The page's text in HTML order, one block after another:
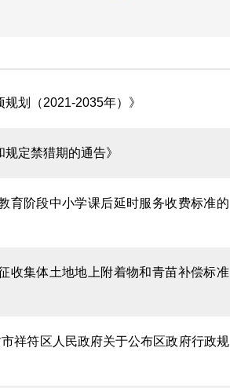
划（2021-2035年）》
定禁猎期的通告》
育阶段中小学课后延时服务收费标准的
收集体土地地上附着物和青苗补偿标准
祥符区人民政府关于公布区政府行政规